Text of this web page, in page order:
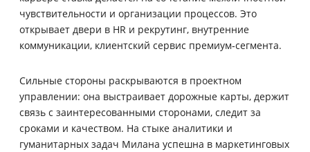
чувствительности и организации процессов. Это
открывает двери в HR и рекрутинг, внутренние
коммуникации, клиентский сервис премиум‑сегмента.
Сильные стороны раскрываются в проектном
управлении: она выстраивает дорожные карты, держит
связь с заинтересованными сторонами, следит за
сроками и качеством. На стыке аналитики и
гуманитарных задач Милана успешна в маркетинговых